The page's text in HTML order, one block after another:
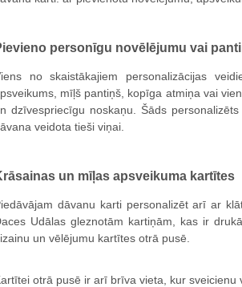
personīgu novēlējumu vai
no skaistākajiem personalizācijas
mīļš pantiņš, kopīga atmiņa vai
dzīvespriecīgu noskaņu. Šāds
veidota tieši viņai.
un mīļas apsveikuma kartītes
dāvanu karti personalizēt arī ar
Udālas gleznotām kartiņām, kas ir
un vēlējumu kartītes otrā pusē.
otrā pusē ir arī brīva vieta, kur